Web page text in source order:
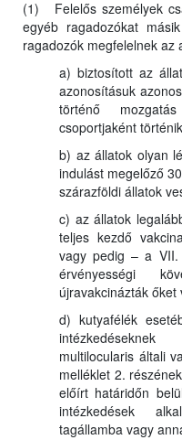
(1) Felelős személyek
egyéb ragadozókat
ragadozók megfelelnek az
a) biztosított az
azonosításuk
történő
csoportjaként
b) az állatok olyan
indulást megelőző
szárazföldi állatok
c) az állatok
teljes kezdő
vagy pedig – a VII.
érvényességi
újravakcinázták őket
d) kutyafélék
multilocularis általi
melléklet 2.
előírt határidőn
intézkedések
tagállamba vagy